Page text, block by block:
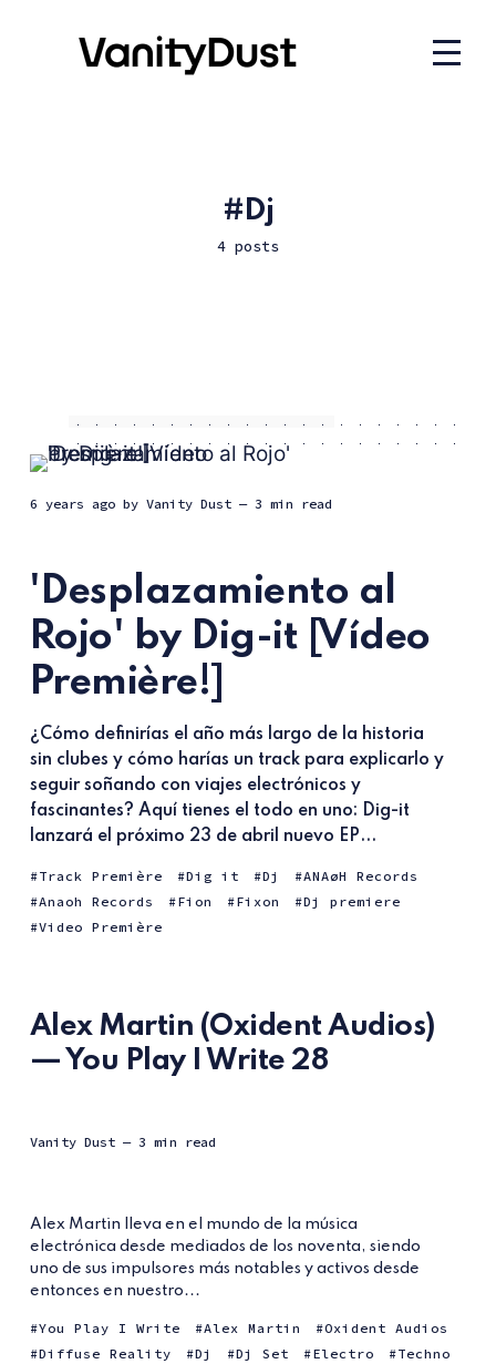
Dj
4 posts
6 years agoby Vanity Dust — 3 min read
'Desplazamiento al
Rojo' by Dig-it [Vídeo
Première!]
¿Cómo definirías el año más largo de la historia
sin clubes y cómo harías un track para explicarlo y
seguir soñando con viajes electrónicos y
fascinantes? Aquí tienes el todo en uno: Dig-it
lanzará el próximo 23 de abril nuevo EP...
Track Première Dig it Dj
ANAøH Records
Anaoh Records
Fion Fixon
Dj premiere
Video Première
Alex Martin (Oxident Audios)
— You Play I Write 28
Vanity Dust — 3 min read
Alex Martin lleva en el mundo de la música
electrónica desde mediados de los noventa, siendo
uno de sus impulsores más notables y activos desde
entonces en nuestro...
You Play I Write Alex Martin
Oxident Audios
Diffuse Reality
Dj Dj Set Electro
Techno